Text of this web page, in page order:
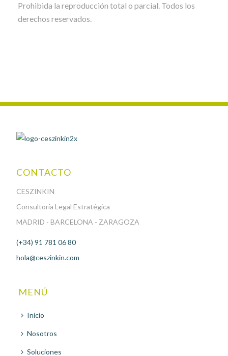
Prohibida la reproducción total o parcial. Todos los
derechos reservados.
CONTACTO
CESZINKIN
Consultoría Legal Estratégica
MADRID - BARCELONA - ZARAGOZA
(+34) 91 781 06 80
hola@ceszinkin.com
MENÚ
Inicio
Nosotros
Soluciones